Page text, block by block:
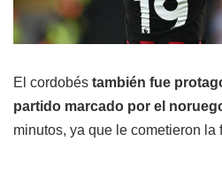
El cordobés también fue
partido marcado por el
minutos, ya que le cometieron la